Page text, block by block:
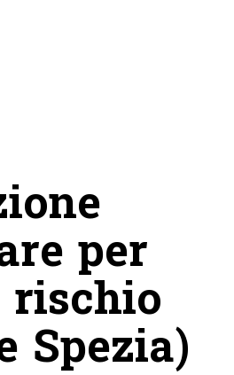
per
rischio
Spezia)